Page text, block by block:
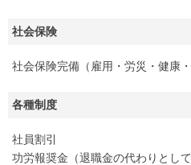
社会保険
社会保険完備（雇用・労災・健康・
各種制度
社員割引
功労報奨金（退職金の代わりとし